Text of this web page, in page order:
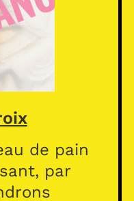
de pain
par